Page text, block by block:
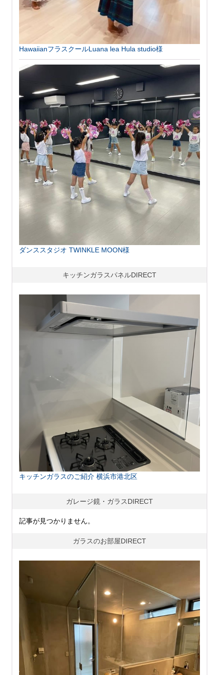
HawaiianフラスクールLuana lea Hula studio様
ダンススタジオ TWINKLE MOON様
キッチンガラスパネルDIRECT
キッチンガラスのご紹介 横浜市港北区
ガレージ鏡・ガラスDIRECT
記事が見つかりません。
ガラスのお部屋DIRECT